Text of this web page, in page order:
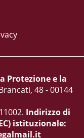
Protezione e la
48 - 00144
Indirizzo di
istituzionale: